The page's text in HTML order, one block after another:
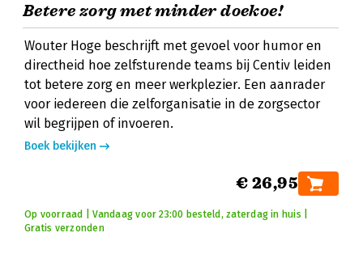
Betere zorg met minder doekoe!
Wouter Hoge beschrijft met gevoel voor humor en
directheid hoe zelfsturende teams bij Centiv leiden
tot betere zorg en meer werkplezier. Een aanrader
voor iedereen die zelforganisatie in de zorgsector
wil begrijpen of invoeren.
Boek bekijken
€ 26,95
Op voorraad | Vandaag voor 23:00 besteld, zaterdag in huis |
Gratis verzonden